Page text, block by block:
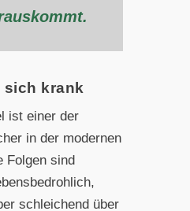
sich krank
ist einer der
in der modernen
Folgen sind
schleichend über